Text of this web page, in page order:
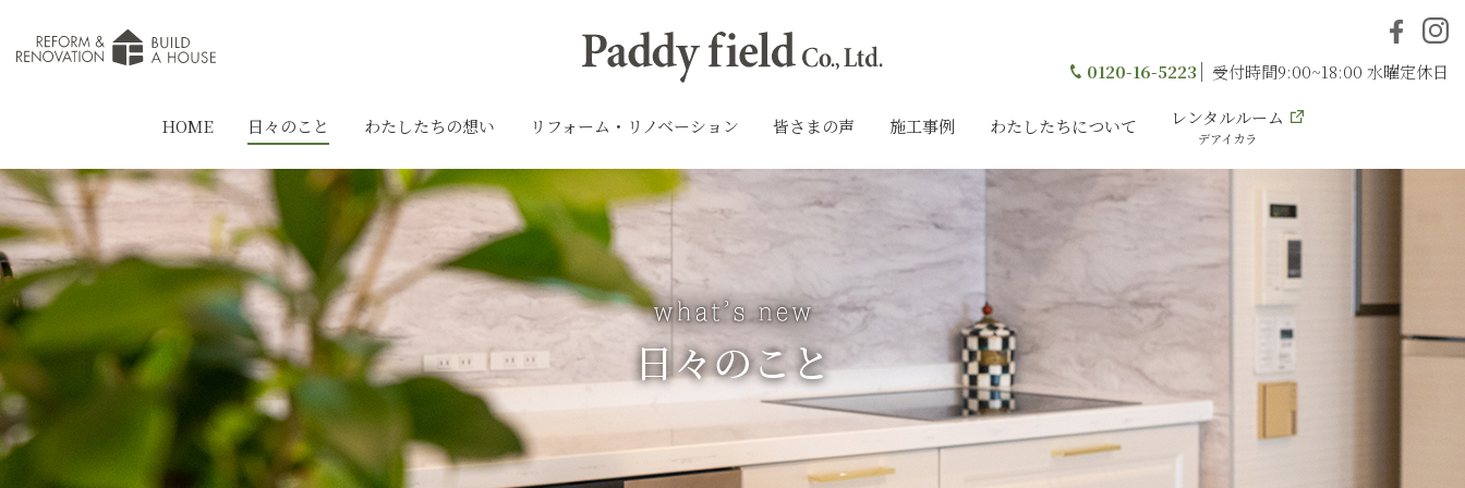
0120-16-5223 受付時間9:00~18:00 水曜定休日
HOME 日々のこと わたしたちの想い リフォーム・リノベーション 皆さまの声 施工事例 わたしたちについて レンタルルーム
デアイカラ
日々のこと